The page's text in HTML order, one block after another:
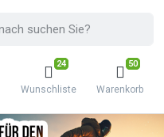
24
Wunschliste
50
Warenkorb